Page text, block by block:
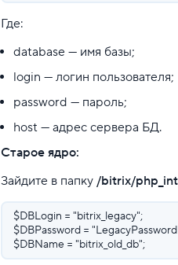
Где:
database — имя базы;
login — логин пользователя;
password — пароль;
host — адрес сервера БД.
Старое ядро:
Зайдите в папку /bitrix/
$DBLogin = "bitrix_legacy";
$DBPassword =
$DBName = "bitrix_old_db";